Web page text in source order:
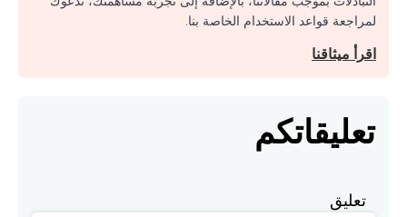
لمراجعة قواعد الاستخدام الخاصة بنا.
اقرأ ميثاقنا
تعليقاتكم
تعليق